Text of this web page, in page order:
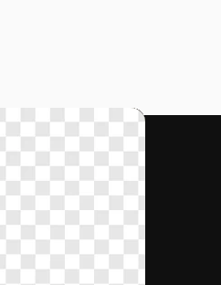
Empresa
Sobre nós